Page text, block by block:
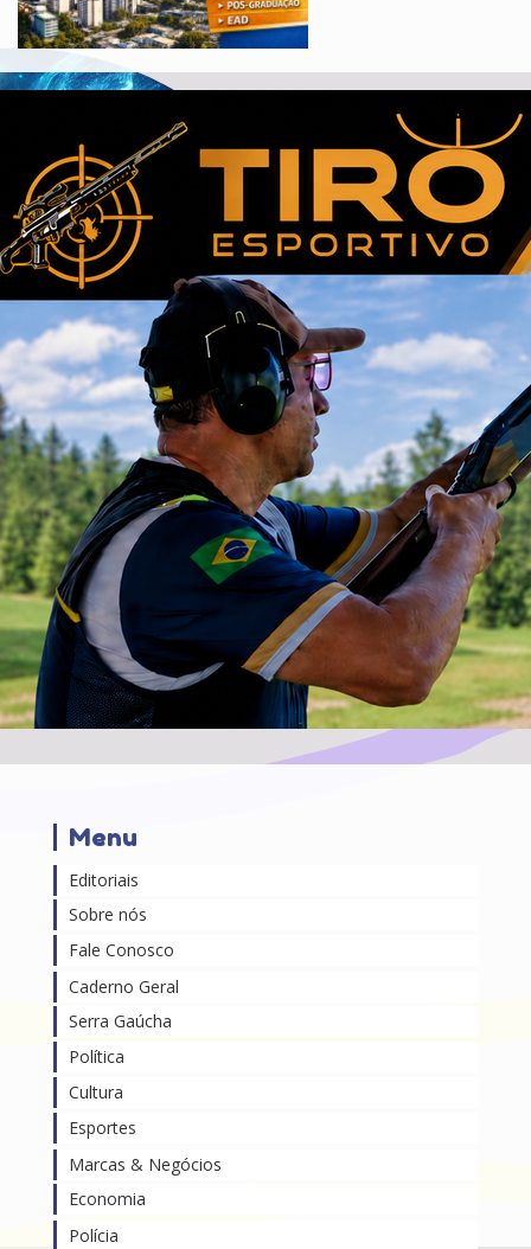
Menu
Editoriais
Sobre nós
Fale Conosco
Caderno Geral
Serra Gaúcha
Política
Cultura
Esportes
Marcas & Negócios
Economia
Polícia